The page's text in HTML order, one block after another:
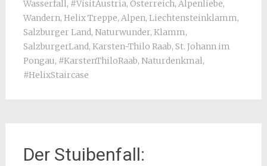
Wasserfall, #VisitAustria, Österreich, Alpenliebe,
Wandern, Helix Treppe, Alpen, Liechtensteinklamm,
Salzburger Land, Naturwunder, Klamm,
SalzburgerLand, Karsten-Thilo Raab, St. Johann im
Pongau, #KarstenThiloRaab, Naturdenkmal,
#HelixStaircase
Der Stuibenfall: